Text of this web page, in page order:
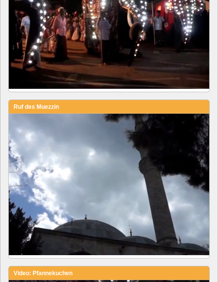
Ruf des Muezzin
Video: Pfannekuchen